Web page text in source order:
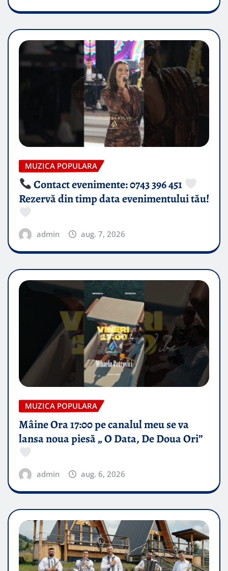
MUZICA POPULARA
Contact evenimente: 0743 396 451
Rezervă din timp data evenimentului tău!
admin aug. 7, 2026
MUZICA POPULARA
Mâine Ora 17:00 pe canalul meu se va
lansa noua piesă „ O Data, De Doua Ori”
admin aug. 6, 2026